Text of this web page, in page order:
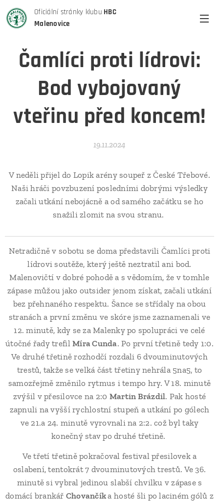
Oficiální stránky klubu HBC
Malenovice
Čamlíci proti lídrovi:
Bod vybojovaný
vteřinu před koncem!
19.11.2024
V neděli přijel do Lopik arény soupeř z České Třebové.
Naši hráči povzbuzení posledními dobrými výsledky
začali utkání nebojácně a od samého začátku se ho
snažili zlomit na svou stranu.
Netradičně v sobotu se doma představili Čamlíci proti
lídrovi soutěže, který ještě neztratil ani bod.
Malenovičtí v dobré pohodě a s vědomím, že v tomhle
zápase můžou jako outsider jenom získat, začali utkání
bez přehnaného respektu. Šance se střídaly na obou
stranách a první změnu ve skóre jsme zaznamenali ve
12. minutě, kdy se za Malenky po spolupráci ve celé
útočné řady trefilMíra Cunda. Po první třetině tedy 1:0.
Ve druhé třetině rozhodčí rozdali 6 dvouminutových
trestů, takže se velká část třetiny nehrála 5na5, to
samozřejmě změnilo rytmus i tempo hry. V 18. minutě
zvýšil v přesilovce na 2:0 Martin Brázdil. Pak hosté
zapnuli na vyšší rychlostní stupeň a utkání po gólech
ve 21.a 24. minutě vyrovnali na 2:2. což byl taky
konečný stav po druhé třetině.
Ve třetí třetině pokračoval festival přesilovek a
oslabení, tentokrát 7 dvouminutových trestů. Ve 36.
minutě si vybral jedinou slabší chvilku v zápase s
domácí brankář Chovančíka hosté šli po laciném gólů z